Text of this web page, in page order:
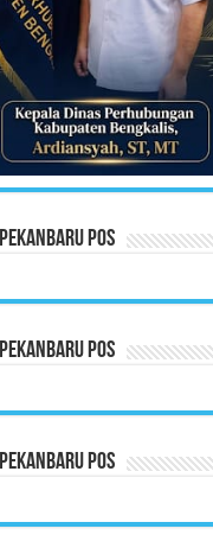
Pos
Pos
Pos